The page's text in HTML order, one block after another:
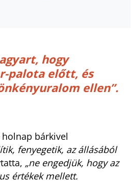
hogy
palota előtt, és
ellen”.
bárkivel
fenyegetik, az állásából
„ne engedjük, hogy az
értékek mellett.